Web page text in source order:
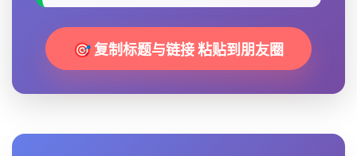
🎯 复制标题与链接 粘贴到朋友圈